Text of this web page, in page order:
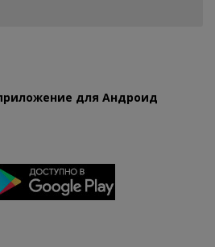
для Андроид